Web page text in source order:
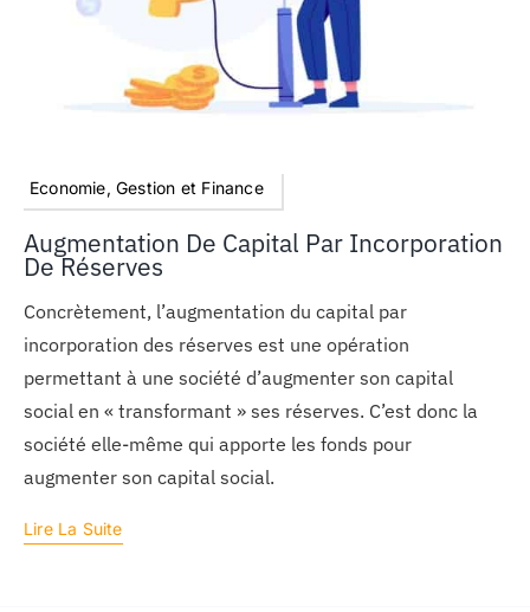
Economie, Gestion et Finance
Augmentation De Capital Par Incorporation
De Réserves
Concrètement, l’augmentation du capital par
incorporation des réserves est une opération
permettant à une société d’augmenter son capital
social en « transformant » ses réserves. C’est donc la
société elle-même qui apporte les fonds pour
augmenter son capital social.
Lire La Suite